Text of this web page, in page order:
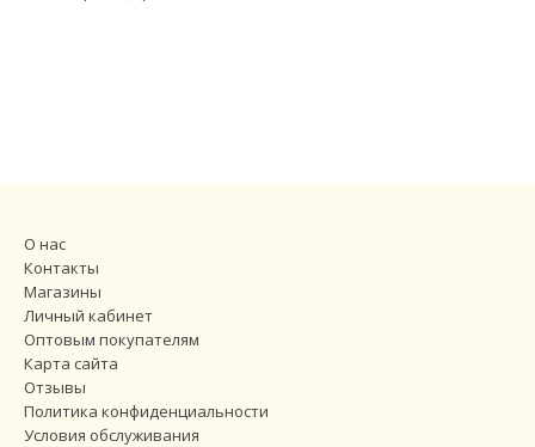
О нас
Контакты
Магазины
Личный кабинет
Оптовым покупателям
Карта сайта
Отзывы
Политика конфиденциальности
Условия обслуживания